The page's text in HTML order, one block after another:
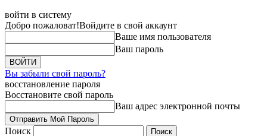
войти в систему
Добро пожаловат!Войдите в свой аккаунт
Ваше имя пользователя
Ваш пароль
Вы забыли свой пароль?
восстановление пароля
Восстановите свой пароль
Ваш адрес электронной почты
Поиск